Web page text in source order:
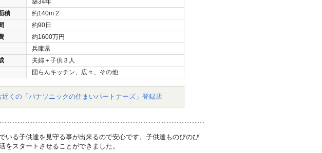
積
約140m 2
約90日
約1600万円
兵庫県
夫婦＋子供３人
団らんキッチン、広々、その他
近くの「パナソニックの住まいパートナーズ」登録店
る子供達を見守る事が出来るので安心です。子供達ものびのび
スタートさせることができました。